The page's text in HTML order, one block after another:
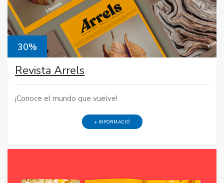
30%
Revista Arrels
¡Conoce el mundo que vuelve!
+ INFORMACIÓ